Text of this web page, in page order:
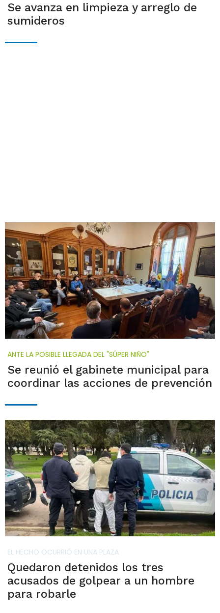
Se avanza en limpieza y arreglo de
sumideros
ANTE LA POSIBLE LLEGADA DEL "SÚPER NIÑO"
Se reunió el gabinete municipal para
coordinar las acciones de prevención
EL HECHO OCURRIÓ EN UNA PLAZA
Quedaron detenidos los tres
acusados de golpear a un hombre
para robarle